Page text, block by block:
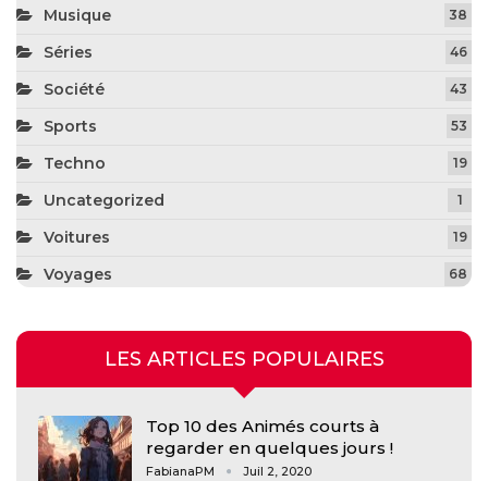
Musique 38
Séries 46
Société 43
Sports 53
Techno 19
Uncategorized 1
Voitures 19
Voyages 68
LES ARTICLES POPULAIRES
Top 10 des Animés courts à
regarder en quelques jours !
FabianaPM Juil 2, 2020